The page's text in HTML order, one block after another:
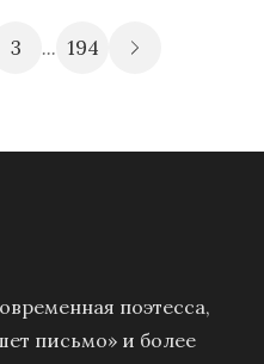
3 ... 194
поэтесса,
письмо» и более